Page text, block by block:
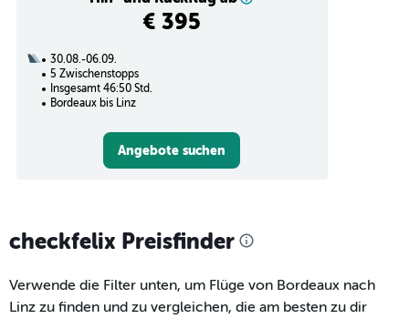
€ 395
30.08.-06.09.
5 Zwischenstopps
Insgesamt 46:50 Std.
Bordeaux bis Linz
Angebote suchen
checkfelix Preisfinder
Verwende die Filter unten, um Flüge von Bordeaux nach
Linz zu finden und zu vergleichen, die am besten zu dir